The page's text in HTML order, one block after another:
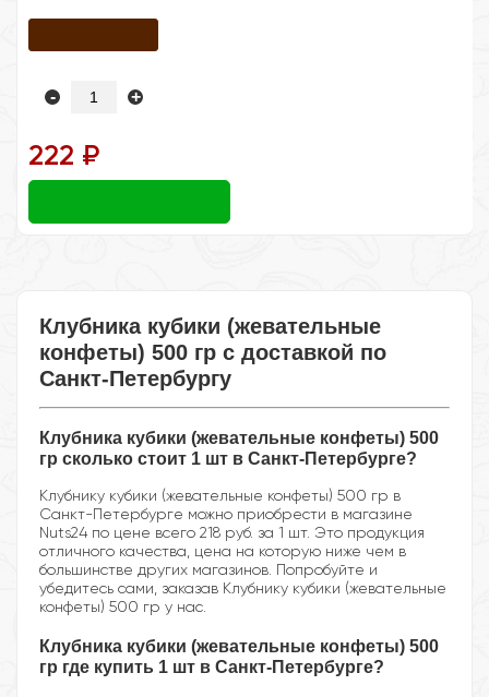
- +
222 ₽
Клубника кубики (жевательные
конфеты) 500 гр с доставкой по
Санкт-Петербургу
Клубника кубики (жевательные конфеты) 500
гр сколько стоит 1 шт в Санкт-Петербурге?
Клубнику кубики (жевательные конфеты) 500 гр в
Санкт-Петербурге можно приобрести в магазине
Nuts24 по цене всего 218 руб. за 1 шт. Это продукция
отличного качества, цена на которую ниже чем в
большинстве других магазинов. Попробуйте и
убедитесь сами, заказав Клубнику кубики (жевательные
конфеты) 500 гр у нас.
Клубника кубики (жевательные конфеты) 500
гр где купить 1 шт в Санкт-Петербурге?